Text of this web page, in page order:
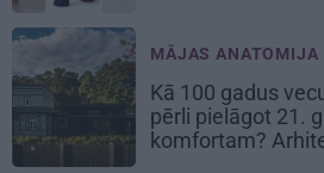
MĀJAS ANATOMIJA
Kā 100 gadus
pērli pielāgot 21.
komfortam?